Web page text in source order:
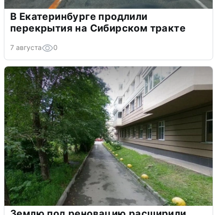
В Екатеринбурге продлили
перекрытия на Сибирском тракте
7 августа 0